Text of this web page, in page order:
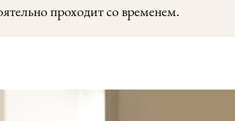
проходит со временем.